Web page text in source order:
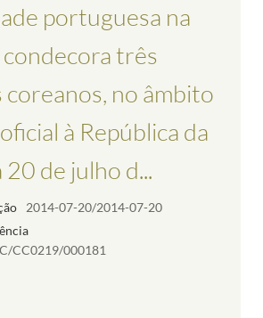
portuguesa na
três
coreanos, no âmbito
à República da
20 de julho d...
2014-07-20/2014-07-20
CC0219/000181